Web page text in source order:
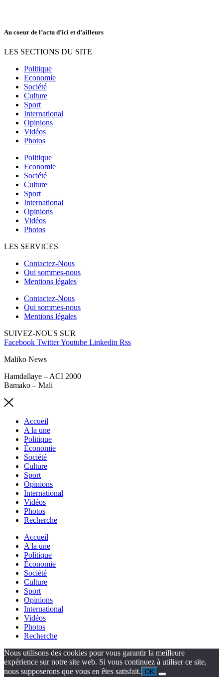
Au coeur de l’actu d’ici et d’ailleurs
LES SECTIONS DU SITE
Politique
Economie
Société
Culture
Sport
International
Opinions
Vidéos
Photos
Politique
Economie
Société
Culture
Sport
International
Opinions
Vidéos
Photos
LES SERVICES
Contactez-Nous
Qui sommes-nous
Mentions légales
Contactez-Nous
Qui sommes-nous
Mentions légales
SUIVEZ-NOUS SUR
Facebook TwitterYoutube Linkedin Rss
Maliko News
Hamdallaye – ACI 2000
Bamako – Mali
Accueil
A la une
Politique
Économie
Société
Culture
Sport
Opinions
International
Vidéos
Photos
Recherche
Accueil
A la une
Politique
Économie
Société
Culture
Sport
Opinions
International
Vidéos
Photos
Recherche
Nous utilisons des cookies pour vous garantir la meilleure
expérience sur notre site web. Si vous continuez à utiliser ce site,
nous supposerons que vous en êtes satisfait. OK